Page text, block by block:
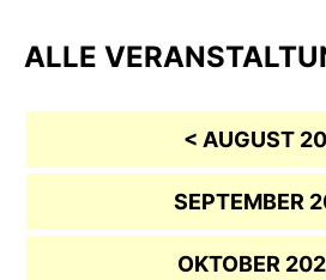
ALLE
< AUGUST
SEPTEMBER
OKTOBER